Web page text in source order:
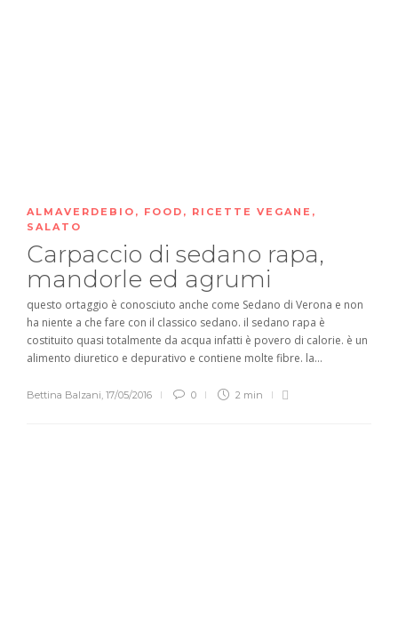
ALMAVERDEBIO , FOOD , RICETTE VEGANE ,
SALATO
Carpaccio di sedano rapa,
mandorle ed agrumi
questo ortaggio è conosciuto anche come Sedano di Verona e non
ha niente a che fare con il classico sedano. il sedano rapa è
costituito quasi totalmente da acqua infatti è povero di calorie. è un
alimento diuretico e depurativo e contiene molte fibre. la...
Bettina Balzani, 17/05/2016 0 2 min